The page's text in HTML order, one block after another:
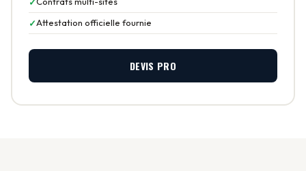
Attestation officielle fournie
DEVIS PRO